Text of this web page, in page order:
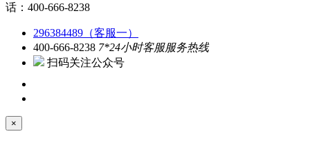
话：400-666-8238
296384489（客服一）
400-666-8238 7*24小时客服服务热线
扫码关注公众号
×